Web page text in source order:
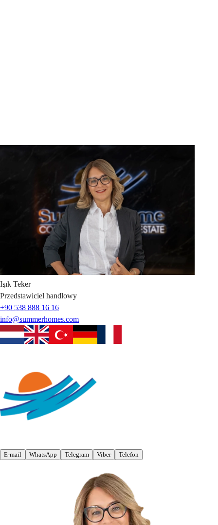
Işık Teker
Przedstawiciel handlowy
+90 538 888 16 16
info@summerhomes.com
E-mail WhatsApp Telegram Viber Telefon